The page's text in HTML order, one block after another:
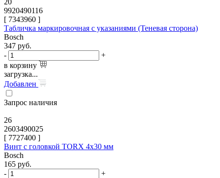
9920490116
[ 7343960 ]
Табличка маркировочная с указаниями (Теневая сторона)
Bosch
347 руб.
-
+
в корзину
загрузка...
Добавлен
Запрос наличия
26
2603490025
[ 7727400 ]
Винт с головкой TORX 4x30 мм
Bosch
165 руб.
-
+